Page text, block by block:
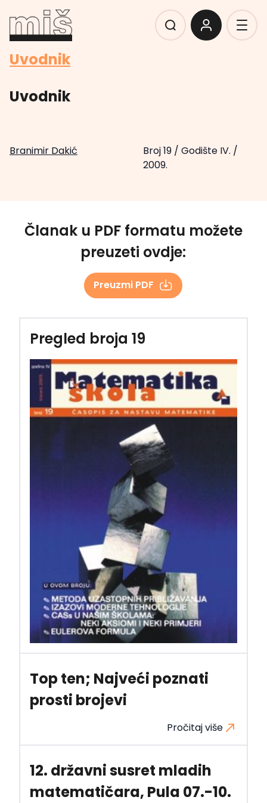
Uvodnik
Uvodnik
Branimir Dakić Broj 19/ Godište IV. /
2009.
Članak u PDF formatu možete
preuzeti ovdje:
Preuzmi PDF
Pregled broja 19
Top ten; Najveći poznati
prosti brojevi
Pročitaj više
12. državni susret mladih
matematičara, Pula 07.-10.